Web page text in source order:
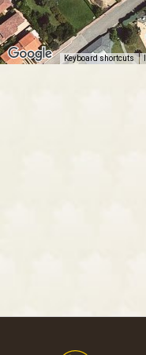
Keyboard shortcuts